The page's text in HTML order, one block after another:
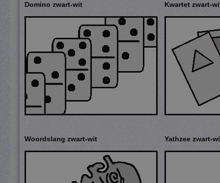
Domino zwart-wit Kwartet zwart-
Woordslang zwart-wit Yathzee zwart-